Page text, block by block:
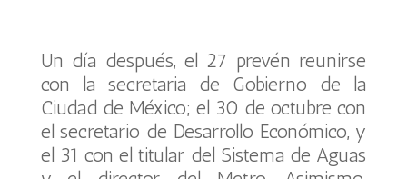
Un día después, el 27 prevén reunirse
con la secretaria de Gobierno de la
Ciudad de México; el 30 de octubre con
el secretario de Desarrollo Económico, y
el 31 con el titular del Sistema de Aguas